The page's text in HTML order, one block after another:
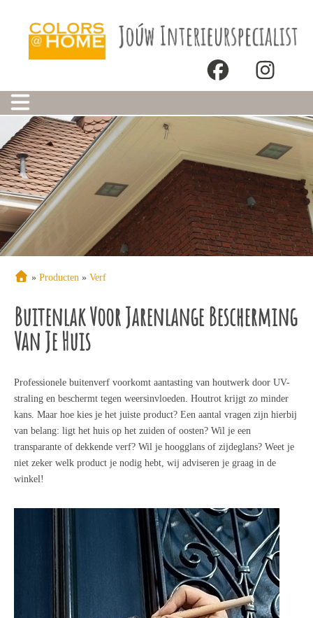
Onze winkels
» Producten » Verf
Buitenlak Voor Jarenlange Bescherming
Van Je Huis
Professionele buitenverf voorkomt aantasting van houtwerk door UV-
straling en beschermt tegen weersinvloeden. Houtrot krijgt zo minder
kans. Maar hoe kies je het juiste product? Een aantal vragen zijn hierbij
van belang: ligt het huis op het zuiden of oosten? Wil je een
transparante of dekkende verf? Wil je hoogglans of zijdeglans? Weet je
niet zeker welk product je nodig hebt, wij adviseren je graag in de
winkel!